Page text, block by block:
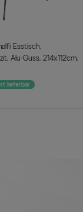
Alu-Guss, 214x112cm,
lieferbar